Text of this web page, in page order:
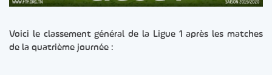
Voici le classement général de la Ligue 1 après les matches
de la quatrième journée :